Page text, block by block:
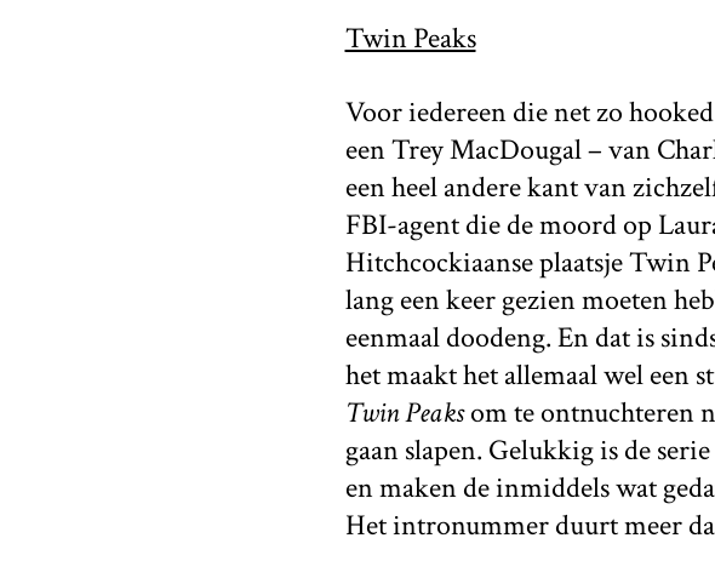
Twin Peaks
Voor iedereen die net zo
een Trey MacDougal – van
een heel andere kant van
FBI-agent die de moord op
Hitchcockiaanse plaatsje Twin
lang een keer gezien moeten
eenmaal doodeng. En dat is
het maakt het allemaal wel een
Twin Peaksom te ontnuchteren
gaan slapen. Gelukkig is de
en maken de inmiddels wat
Het intronummer duurt meer